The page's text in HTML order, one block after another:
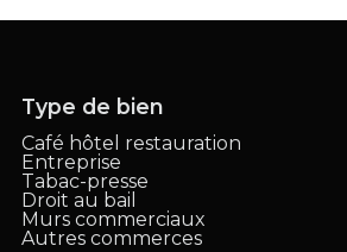
Type de bien
Café hôtel restauration
Entreprise
Tabac-presse
Droit au bail
Murs commerciaux
Autres commerces